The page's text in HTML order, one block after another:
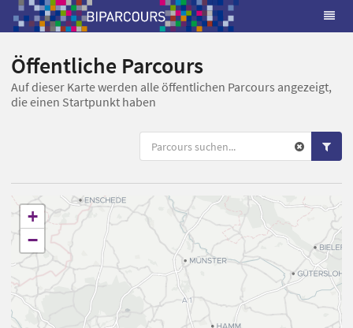
Öffentliche Parcours
Auf dieser Karte werden alle öffentlichen Parcours angezeigt,
die einen Startpunkt haben
+
−